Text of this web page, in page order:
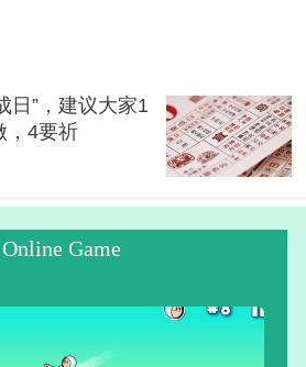
日”，建议大家1
，4要祈